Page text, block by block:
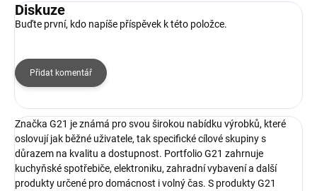
Diskuze
Buďte první, kdo napíše příspěvek k této položce.
Přidat komentář
Značka G21 je známá pro svou širokou nabídku výrobků, které
oslovují jak běžné uživatele, tak specifické cílové skupiny s
důrazem na kvalitu a dostupnost. Portfolio G21 zahrnuje
kuchyňské spotřebiče, elektroniku, zahradní vybavení a další
produkty určené pro domácnost i volný čas. S produkty G21